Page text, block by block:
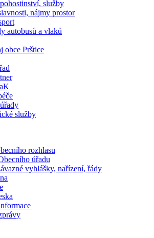
služby
nájmy prostor
autobusů a vlaků
obce Prštice
služby
rozhlasu
úřadu
vyhlášky, nařízení, řády